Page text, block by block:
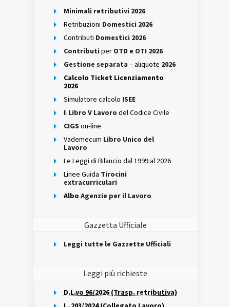
Minimali retributivi 2026
Retribuzioni Domestici 2026
Contributi Domestici 2026
Contributi per OTD e OTI 2026
Gestione separata – aliquote 2026
Calcolo Ticket Licenziamento
2026
Simulatore calcolo ISEE
Il Libro V Lavoro del Codice Civile
CIGS on-line
Vademecum Libro Unico del
Lavoro
Le Leggi di Bilancio dal 1999 al 2026
Linee Guida Tirocini
extracurriculari
Albo Agenzie per il Lavoro
Gazzetta Ufficiale
Leggi tutte le Gazzette Ufficiali
Leggi più richieste
D.L.vo 96/2026 (Trasp. retributiva)